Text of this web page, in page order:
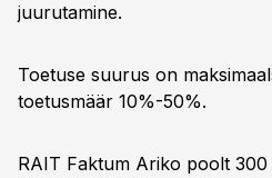
juurutamine.
Toetuse suurus on
toetusmäär 10%-50%.
RAIT Faktum Ariko poolt